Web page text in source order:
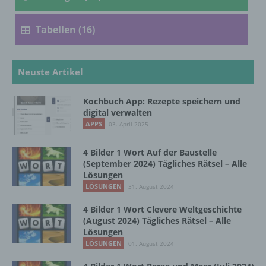
Tabellen (16)
Neuste Artikel
Kochbuch App: Rezepte speichern und
digital verwalten
APPS 03. April 2025
4 Bilder 1 Wort Auf der Baustelle
(September 2024) Tägliches Rätsel – Alle
Lösungen
LÖSUNGEN 31. August 2024
4 Bilder 1 Wort Clevere Weltgeschichte
(August 2024) Tägliches Rätsel – Alle
Lösungen
LÖSUNGEN 01. August 2024
d) Einschränkung der Verarbeitung
Markierung gespeicherter
personenbezogener Daten mit dem Ziel, ihre
e) Profiling
Profiling ist jede Art der automatisierten
Verarbeitung personenbezogener Daten, die
darin besteht, dass diese
personenbezogenen Daten verwendet
werden, um bestimmte persönliche Aspekte,
die sich auf eine natürliche Person beziehen,
zu bewerten, insbesondere, um Aspekte
bezüglich Arbeitsleistung, wirtschaftlicher